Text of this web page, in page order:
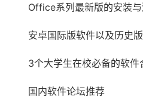
Office系列最新版的安装
安卓国际版软件以及历史
3个大学生在校必备的软件
国内软件论坛推荐